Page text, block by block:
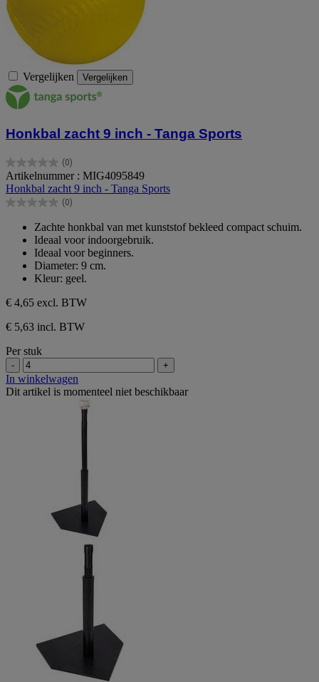
Vergelijken Vergelijken
Honkbal zacht 9 inch - Tanga Sports
(0)
0.0
van
de
5
Artikelnummer : MIG4095849
Honkbal zacht 9 inch - Tanga Sports
(0)
0.0
sterren.
Zachte honkbal van met kunststof bekleed compact schuim.
Ideaal voor indoorgebruik.
Ideaal voor beginners.
Diameter: 9 cm.
Kleur: geel.
€ 4,65 excl. BTW
€ 5,63 incl. BTW
Per stuk
- +
In winkelwagen
Dit artikel is momenteel niet beschikbaar